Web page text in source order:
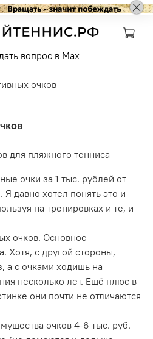
вопрос в Max
очков
для пляжного тенниса
очки за 1 тыс. рублей от
давно хотел понять это и
на тренировках и те, и
очков. Основное
Хотя, с другой стороны,
а с очками ходишь на
несколько лет. Ещё плюс в
они почти не отличаются
очков 4-6 тыс. руб.